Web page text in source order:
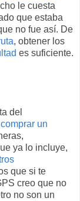
le cuesta
que estaba
no fue así. De
, obtener los
es suficiente.
del
comprar un
ya lo incluye,
que si te
creo que no
no son un